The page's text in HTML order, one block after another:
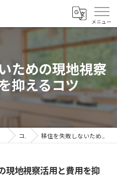
ための現地視察
抑えるコツ
コラム 移住を失敗しないための現地視察活用と費用を抑えるコツ
現地視察活用と費用を抑